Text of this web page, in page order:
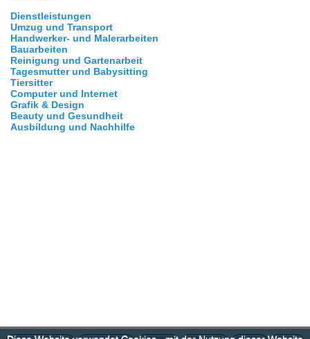
Dienstleistungen
Umzug und Transport
Handwerker- und Malerarbeiten
Bauarbeiten
Reinigung und Gartenarbeit
Tagesmutter und Babysitting
Tiersitter
Computer und Internet
Grafik & Design
Beauty und Gesundheit
Ausbildung und Nachhilfe